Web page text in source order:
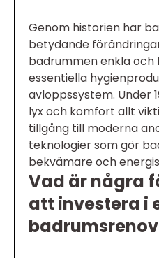
Genom historien har
betydande
badrummen enkla och
essentiella
avloppssystem. Under
lyx och komfort allt
tillgång till moderna
teknologier som gör
bekvämare och
Vad är några
att investera i